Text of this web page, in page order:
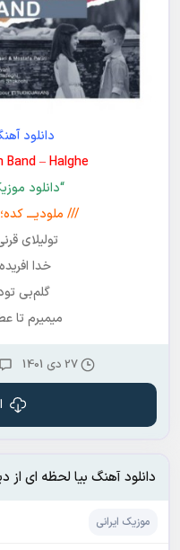
دانلود
Band – Halghe
“دانلود
/// ملودیـــ
تولیلای
خدا
گلم‌بی
میمیرم تا
27 دی 1401
دانلود آهنگ بیا لحظه ای از
موزیک ایرانی